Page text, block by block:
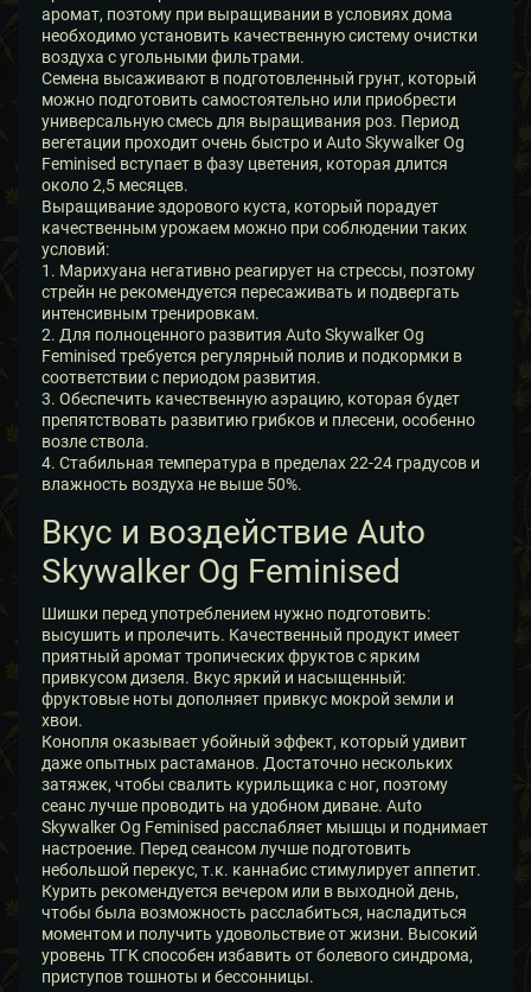
аромат, поэтому при выращивании в условиях дома
необходимо установить качественную систему очистки
воздуха с угольными фильтрами.
Семена высаживают в подготовленный грунт, который
можно подготовить самостоятельно или приобрести
универсальную смесь для выращивания роз. Период
вегетации проходит очень быстро и Auto Skywalker Og
Feminised вступает в фазу цветения, которая длится
около 2,5 месяцев.
Выращивание здорового куста, который порадует
качественным урожаем можно при соблюдении таких
условий:
1. Марихуана негативно реагирует на стрессы, поэтому
стрейн не рекомендуется пересаживать и подвергать
интенсивным тренировкам.
2. Для полноценного развития Auto Skywalker Og
Feminised требуется регулярный полив и подкормки в
соответствии с периодом развития.
3. Обеспечить качественную аэрацию, которая будет
препятствовать развитию грибков и плесени, особенно
возле ствола.
4. Стабильная температура в пределах 22-24 градусов и
влажность воздуха не выше 50%.
Вкус и воздействие Auto
Skywalker Og Feminised
Шишки перед употреблением нужно подготовить:
высушить и пролечить. Качественный продукт имеет
приятный аромат тропических фруктов с ярким
привкусом дизеля. Вкус яркий и насыщенный:
фруктовые ноты дополняет привкус мокрой земли и
хвои.
Конопля оказывает убойный эффект, который удивит
даже опытных растаманов. Достаточно нескольких
затяжек, чтобы свалить курильщика с ног, поэтому
сеанс лучше проводить на удобном диване. Auto
Skywalker Og Feminised расслабляет мышцы и поднимает
настроение. Перед сеансом лучше подготовить
небольшой перекус, т.к. каннабис стимулирует аппетит.
Курить рекомендуется вечером или в выходной день,
чтобы была возможность расслабиться, насладиться
моментом и получить удовольствие от жизни. Высокий
уровень ТГК способен избавить от болевого синдрома,
приступов тошноты и бессонницы.